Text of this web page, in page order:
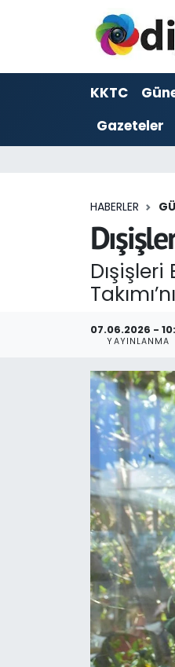
KKTC
Gazeteler
HABERLER
07.06.2026 -
YAYINLANMA
ADVERTORIAL
Dijigazete
Foto Galeri
Gündem
KKTC YEREL
Kültür Sanat
Magazin
Nöbetçi Eczaneler
Otomobil Dünyası
Hava Durumu
Trafik Durumu
Haber Arşivi